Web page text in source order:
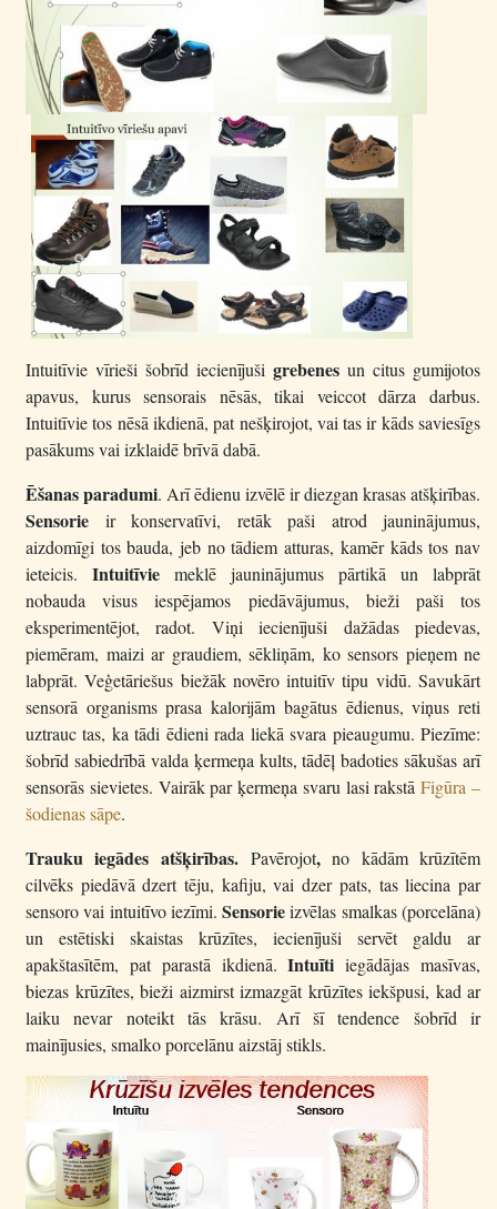
Intuitīvie vīrieši šobrīd iecienījuši grebenes un citus gumijotos
apavus, kurus sensorais nēsās, tikai veiccot dārza darbus.
Intuitīvie tos nēsā ikdienā, pat nešķirojot, vai tas ir kāds saviesīgs
pasākums vai izklaidē brīvā dabā.
Ēšanas paradumi. Arī ēdienu izvēlē ir diezgan krasas atšķirības.
Sensorie ir konservatīvi, retāk paši atrod jauninājumus,
aizdomīgi tos bauda, jeb no tādiem atturas, kamēr kāds tos nav
ieteicis. Intuitīvie meklē jauninājumus pārtikā un labprāt
nobauda visus iespējamos piedāvājumus, bieži paši tos
eksperimentējot, radot. Viņi iecienījuši dažādas piedevas,
piemēram, maizi ar graudiem, sēkliņām, ko sensors pieņem ne
labprāt. Veģetāriešus biežāk novēro intuitīv tipu vidū. Savukārt
sensorā organisms prasa kalorijām bagātus ēdienus, viņus reti
uztrauc tas, ka tādi ēdieni rada liekā svara pieaugumu. Piezīme:
šobrīd sabiedrībā valda ķermeņa kults, tādēļ badoties sākušas arī
sensorās sievietes. Vairāk par ķermeņa svaru lasi rakstāFigūra –
šodienas sāpe.
Trauku iegādes atšķirības. Pavērojot, no kādām krūzītēm
cilvēks piedāvā dzert tēju, kafiju, vai dzer pats, tas liecina par
sensoro vai intuitīvo iezīmi.Sensorieizvēlas smalkas (porcelāna)
un estētiski skaistas krūzītes, iecienījuši servēt galdu ar
apakštasītēm, pat parastā ikdienā.Intuīti iegādājas masīvas,
biezas krūzītes, bieži aizmirst izmazgāt krūzītes iekšpusi, kad ar
laiku nevar noteikt tās krāsu. Arī šī tendence šobrīd ir
mainījusies, smalko porcelānu aizstāj stikls.